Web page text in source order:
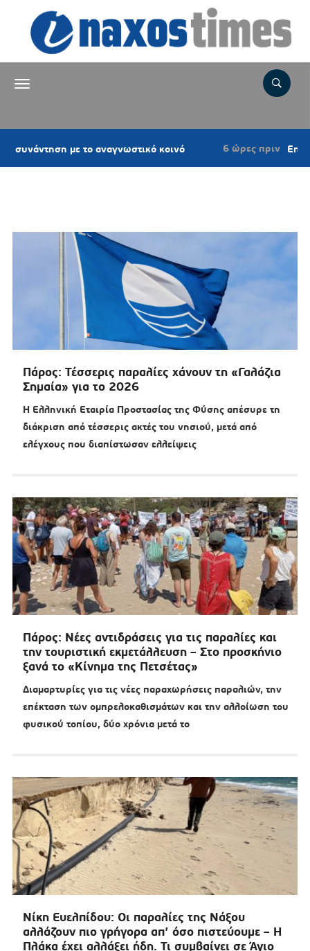
αναγνωστικό κοινό 6 ώρες πριν Επιτροπή
Πάρος: Τέσσερις παραλίες χάνουν τη «Γαλάζια
Σημαία» για το 2026
Η Ελληνική Εταιρία Προστασίας της Φύσης απέσυρε τη
διάκριση από τέσσερις ακτές του νησιού, μετά από
ελέγχους που διαπίστωσαν ελλείψεις
Πάρος: Νέες αντιδράσεις για τις παραλίες και
την τουριστική εκμετάλλευση – Στο προσκήνιο
ξανά το «Κίνημα της Πετσέτας»
Διαμαρτυρίες για τις νέες παραχωρήσεις παραλιών, την
επέκταση των ομπρελοκαθισμάτων και την αλλοίωση του
φυσικού τοπίου, δύο χρόνια μετά το
Νίκη Ευελπίδου: Οι παραλίες της Νάξου
αλλάζουν πιο γρήγορα απ’ όσο πιστεύουμε – Η
Πλάκα έχει αλλάξει ήδη. Τι συμβαίνει σε Άγιο